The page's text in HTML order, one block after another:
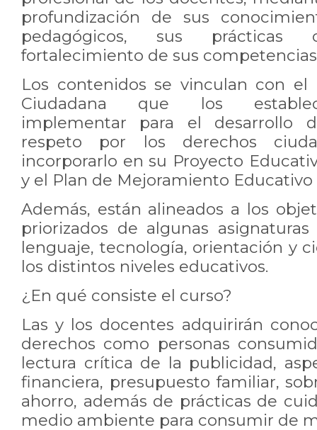
profundización de sus
pedagógicos, sus
fortalecimiento de sus
Los contenidos se vinculan con el
Ciudadana que los
implementar para el desarrollo
respeto por los derechos
incorporarlo en su Proyecto
y el Plan de Mejoramiento Educativo
Además, están alineados a los
priorizados de algunas
lenguaje, tecnología, orientación y
los distintos niveles educativos.
¿En qué consiste el curso?
Las y los docentes adquirirán
derechos como personas
lectura crítica de la publicidad,
financiera, presupuesto familiar,
ahorro, además de prácticas de
medio ambiente para consumir de